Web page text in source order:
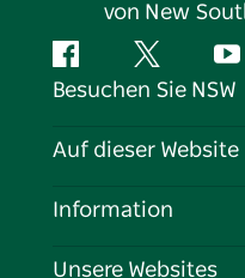
von New
FacebookTwitter
Besuchen Sie NSW
Kontaktieren Sie uns
Cookie-Hinweis
Auf dieser Website
Reiseziele
Information
Reiseinformationen
Unsere Websites